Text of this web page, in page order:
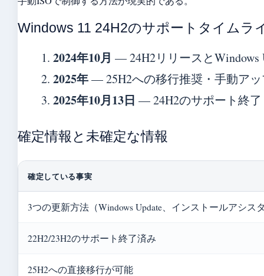
Windows 11 24H2のサポートタイムラ
2024年10月 — 24H2リリースとWindows
2025年— 25H2への移行推奨・手動ア
2025年10月13日 — 24H2のサポート終了
確定情報と未確定な情報
確定している事実
3つの更新方法（Windows Update、インストールアシス
22H2/23H2のサポート終了済み
25H2への直接移行が可能